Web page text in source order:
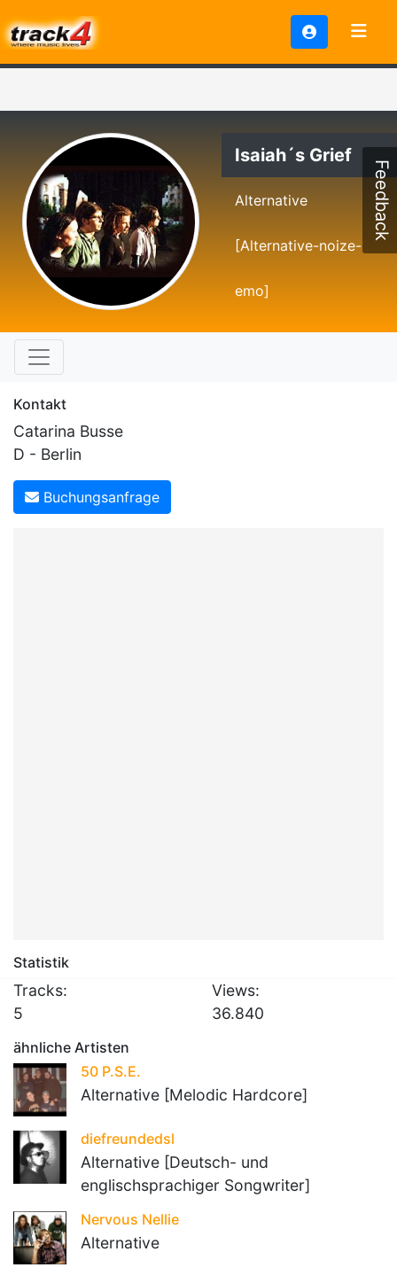
Isaiah´s Grief
Alternative
[Alternative-noize-
emo]
Kontakt
Catarina Busse
D - Berlin
Buchungsanfrage
Statistik
Tracks:
5
Views:
36.840
ähnliche Artisten
50 P.S.E.
Alternative [Melodic Hardcore]
diefreundedsl
Alternative [Deutsch- und
englischsprachiger Songwriter]
Nervous Nellie
Alternative
Feedback